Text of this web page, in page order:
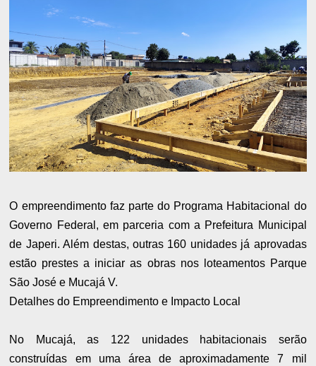
O empreendimento faz parte do Programa Habitacional do
Governo Federal, em parceria com a Prefeitura Municipal
de Japeri. Além destas, outras 160 unidades já aprovadas
estão prestes a iniciar as obras nos loteamentos Parque
São José e Mucajá V.
Detalhes do Empreendimento e Impacto Local
No Mucajá, as 122 unidades habitacionais serão
construídas em uma área de aproximadamente 7 mil